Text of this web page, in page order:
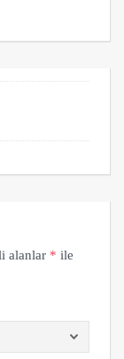
alanlar * ile